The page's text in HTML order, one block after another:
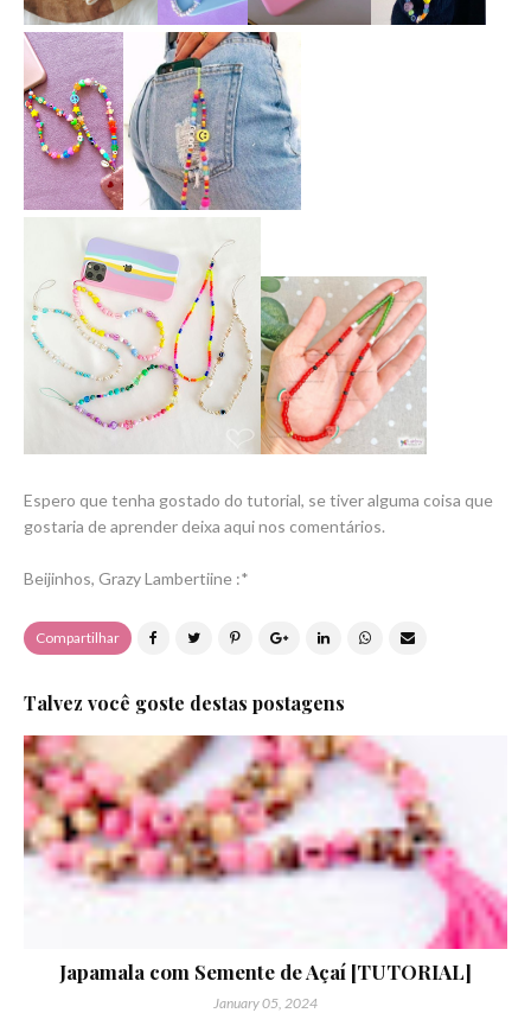
Espero que tenha gostado do tutorial, se tiver alguma coisa que
gostaria de aprender deixa aqui nos comentários.
Beijinhos, Grazy Lambertiine :*
Compartilhar
Talvez você goste destas postagens
Japamala com Semente de Açaí [TUTORIAL]
January 05, 2024